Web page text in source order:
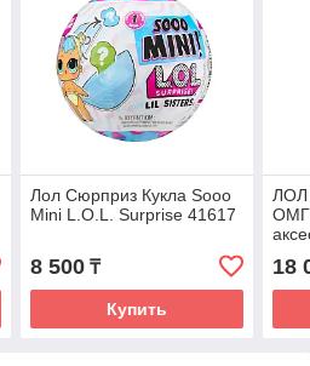
Лол Сюрприз Кукла Sooo
Mini L.O.L. Surprise 41617
8 500₸
Купить
ЛОЛ
ОМГ
18